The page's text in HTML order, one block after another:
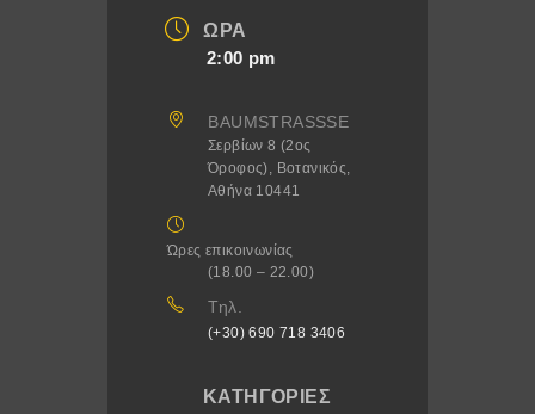
ΏΡΑ
2:00 pm
BAUMSTRASSSE
Σερβίων 8 (2ος
Όροφος), Βοτανικός,
Αθήνα 10441
Ώρες επικοινωνίας
(18.00 – 22.00)
Τηλ.
(+30) 690 718 3406
ΚΑΤΗΓΟΡΊΕΣ